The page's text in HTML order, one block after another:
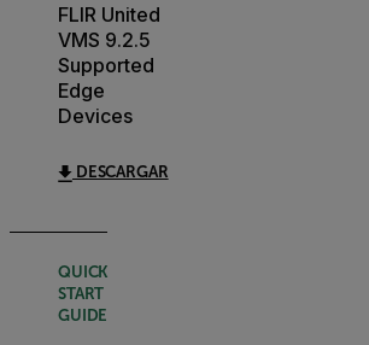
FLIR United
VMS 9.2.5
Supported
Edge
Devices
DESCARGAR
QUICK
START
GUIDE